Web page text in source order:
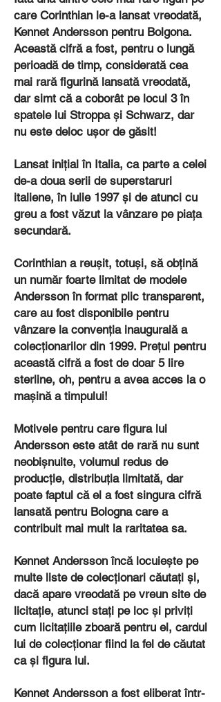
care Corinthian le-a lansat vreodată,
Kennet Andersson pentru Bolgona.
Această cifră a fost, pentru o lungă
perioadă de timp, considerată cea
mai rară figurină lansată vreodată,
dar simt că a coborât pe locul 3 în
spatele lui Stroppa și Schwarz, dar
nu este deloc ușor de găsit!
Lansat inițial în Italia, ca parte a celei
de-a doua serii de superstaruri
italiene, în iulie 1997 și de atunci cu
greu a fost văzut la vânzare pe piața
secundară.
Corinthian a reușit, totuși, să obțină
un număr foarte limitat de modele
Andersson în format plic transparent,
care au fost disponibile pentru
vânzare la convenția inaugurală a
colecționarilor din 1999. Prețul pentru
această cifră a fost de doar 5 lire
sterline, oh, pentru a avea acces la o
mașină a timpului!
Motivele pentru care figura lui
Andersson este atât de rară nu sunt
neobișnuite, volumul redus de
producție, distribuția limitată, dar
poate faptul că el a fost singura cifră
lansată pentru Bologna care a
contribuit mai mult la raritatea sa.
Kennet Andersson încă locuiește pe
multe liste de colecționari căutați și,
dacă apare vreodată pe vreun site de
licitație, atunci stați pe loc și priviți
cum licitațiile zboară pentru el, cardul
lui de colecționar fiind la fel de căutat
ca și figura lui.
Kennet Andersson a fost eliberat într-